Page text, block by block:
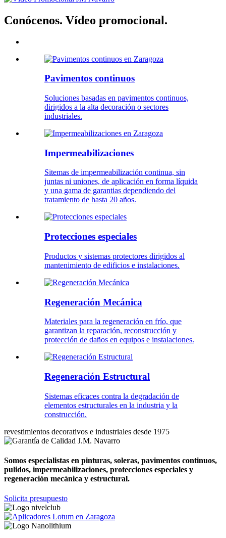
Conócenos. Vídeo promocional.
Pavimentos continuos
Soluciones basadas en pavimentos continuos,
dirigidos a la alta decoración o sectores
industriales.
Impermeabilizaciones
Sitemas de impermeabilización continua, sin
juntas ni uniones, de aplicación en forma líquida
y una gama de garantias dependiendo del
tratamiento de hasta 20 años.
Protecciones especiales
Productos y sistemas protectores dirigidos al
mantenimiento de edificios e instalaciones.
Regeneración Mecánica
Materiales para la regeneración en frío, que
garantizan la reparación, reconstrucción y
protección de daños en equipos e instalaciones.
Regeneración Estructural
Sistemas eficaces contra la degradación de
elementos estructurales en la industria y la
construcción.
revestimientos decorativos e industriales desde 1975
Somos especialistas en pinturas, soleras, pavimentos continuos,
pulidos, impermeabilizaciones, protecciones especiales y
regeneración mecánica y estructural.
Solicita presupuesto